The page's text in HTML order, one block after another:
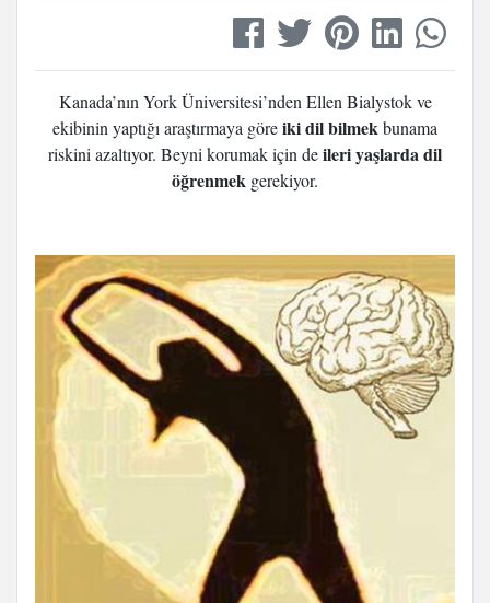
Kanada’nın York Üniversitesi’nden Ellen Bialystok ve
ekibinin yaptığı araştırmaya göreiki dil bilmekbunama
riskini azaltıyor. Beyni korumak için deileri yaşlarda dil
öğrenmek gerekiyor.